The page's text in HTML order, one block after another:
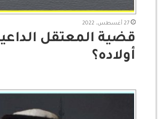
27 أغسطس، 2022
قضية المعتقل
أولاده؟